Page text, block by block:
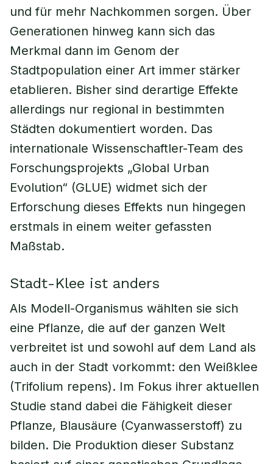
und für mehr Nachkommen sorgen. Über
Generationen hinweg kann sich das
Merkmal dann im Genom der
Stadtpopulation einer Art immer stärker
etablieren. Bisher sind derartige Effekte
allerdings nur regional in bestimmten
Städten dokumentiert worden. Das
internationale Wissenschaftler-Team des
Forschungsprojekts „Global Urban
Evolution“ (GLUE) widmet sich der
Erforschung dieses Effekts nun hingegen
erstmals in einem weiter gefassten
Maßstab.
Stadt-Klee ist anders
Als Modell-Organismus wählten sie sich
eine Pflanze, die auf der ganzen Welt
verbreitet ist und sowohl auf dem Land als
auch in der Stadt vorkommt: den Weißklee
(Trifolium repens). Im Fokus ihrer aktuellen
Studie stand dabei die Fähigkeit dieser
Pflanze, Blausäure (Cyanwasserstoff) zu
bilden. Die Produktion dieser Substanz